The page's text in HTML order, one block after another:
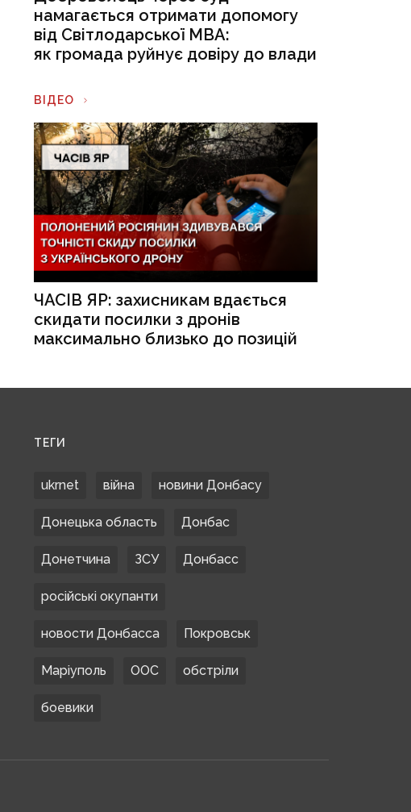
намагається отримати допомогу
від Світлодарської МВА:
як громада руйнує довіру до влади
ВІДЕО
ЧАСІВ ЯР: захисникам вдається
скидати посилки з дронів
максимально близько до позицій
ТЕГИ
ukrnet війна новини Донбасу
Донецька область Донбас
Донетчина ЗСУ Донбасс
російські окупанти
новости Донбасса Покровськ
Маріуполь ООС обстріли
боевики